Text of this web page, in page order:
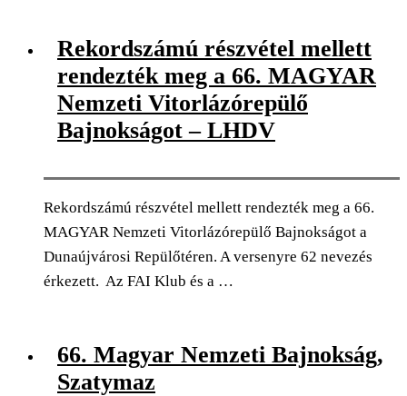
Rekordszámú részvétel mellett
rendezték meg a 66. MAGYAR
Nemzeti Vitorlázórepülő
Bajnokságot – LHDV
Rekordszámú részvétel mellett rendezték meg a 66.
MAGYAR Nemzeti Vitorlázórepülő Bajnokságot a
Dunaújvárosi Repülőtéren. A versenyre 62 nevezés
érkezett. Az FAI Klub és a …
66. Magyar Nemzeti Bajnokság,
Szatymaz